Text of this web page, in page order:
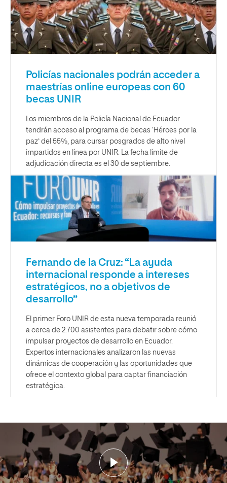
Policías nacionales podrán acceder a
maestrías online europeas con 60
becas UNIR
Los miembros de la Policía Nacional de Ecuador
tendrán acceso al programa de becas ‘Héroes por la
paz’ del 55%, para cursar posgrados de alto nivel
impartidos en línea por UNIR. La fecha límite de
adjudicación directa es el 30 de septiembre.
Fernando de la Cruz: “La ayuda
internacional responde a intereses
estratégicos, no a objetivos de
desarrollo”
El primer Foro UNIR de esta nueva temporada reunió
a cerca de 2.700 asistentes para debatir sobre cómo
impulsar proyectos de desarrollo en Ecuador.
Expertos internacionales analizaron las nuevas
dinámicas de cooperación y las oportunidades que
ofrece el contexto global para captar financiación
estratégica.